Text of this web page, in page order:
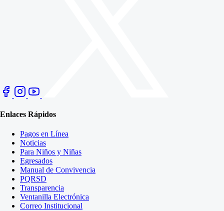
Enlaces Rápidos
Pagos en Línea
Noticias
Para Niños y Niñas
Egresados
Manual de Convivencia
PQRSD
Transparencia
Ventanilla Electrónica
Correo Institucional